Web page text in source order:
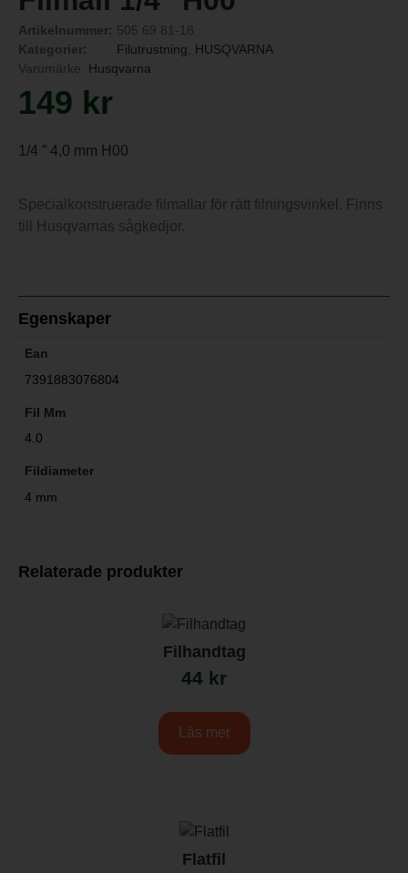
Artikelnummer: 505 69 81-18
Kategorier:
Filutrustning
HUSQVARNA
Varumärke: Husqvarna
149 kr
1/4 ” 4,0 mm H00
Specialkonstruerade filmallar för rätt filningsvinkel. Finns
till Husqvarnas sågkedjor.
Egenskaper
Ean
7391883076804
Fil Mm
4.0
Fildiameter
4 mm
Relaterade produkter
Filhandtag
44 kr
Läs mer
Flatfil